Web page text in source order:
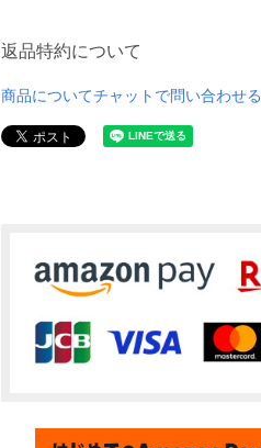
返品特約について
商品についてチャットで問い合わせる